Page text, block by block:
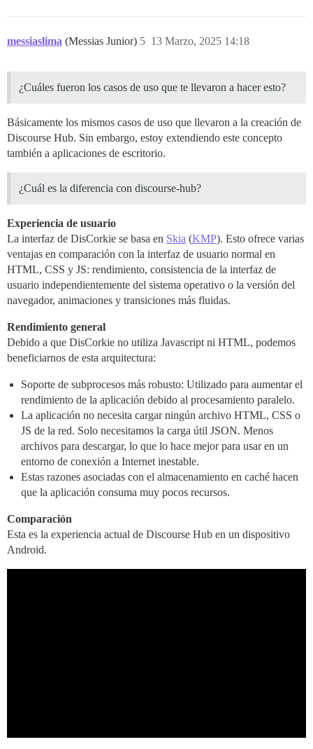
messiaslima (Messias Junior) 13 Marzo, 2025 14:18
5
¿Cuáles fueron los casos de uso que te llevaron a hacer esto?
Básicamente los mismos casos de uso que llevaron a la creación de
Discourse Hub. Sin embargo, estoy extendiendo este concepto
también a aplicaciones de escritorio.
¿Cuál es la diferencia con discourse-hub?
Experiencia de usuario
La interfaz de DisCorkie se basa en Skia (KMP). Esto ofrece varias
ventajas en comparación con la interfaz de usuario normal en
HTML, CSS y JS: rendimiento, consistencia de la interfaz de
usuario independientemente del sistema operativo o la versión del
navegador, animaciones y transiciones más fluidas.
Rendimiento general
Debido a que DisCorkie no utiliza Javascript ni HTML, podemos
beneficiarnos de esta arquitectura:
Soporte de subprocesos más robusto: Utilizado para aumentar el
rendimiento de la aplicación debido al procesamiento paralelo.
La aplicación no necesita cargar ningún archivo HTML, CSS o
JS de la red. Solo necesitamos la carga útil JSON. Menos
archivos para descargar, lo que lo hace mejor para usar en un
entorno de conexión a Internet inestable.
Estas razones asociadas con el almacenamiento en caché hacen
que la aplicación consuma muy pocos recursos.
Comparación
Esta es la experiencia actual de Discourse Hub en un dispositivo
Android.